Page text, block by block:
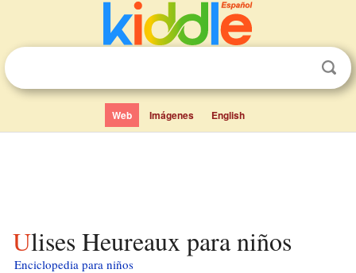
Web Imágenes English
Ulises Heureaux para niños
Enciclopedia para niños